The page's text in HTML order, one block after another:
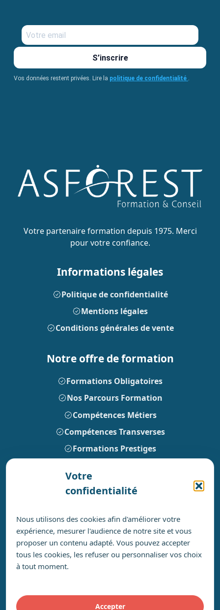
Votre
confidentialité
Nous utilisons des cookies afin d'améliorer votre
expérience, mesurer l'audience de notre site et vous
proposer un contenu adapté. Vous pouvez accepter
tous les cookies, les refuser ou personnaliser vos choix
à tout moment.
Accepter
S’inscrire
Vos données restent privées. Lire la politique de confidentialité .
Votre partenaire formation depuis 1975. Merci
pour votre confiance.
Informations légales
Politique de confidentialité
Mentions légales
Conditions générales de vente
Notre offre de formation
Formations Obligatoires
Nos Parcours Formation
Compétences Métiers
Compétences Transverses
Formations Prestiges
Pour leur bon déroulement
Notre politique accessibilité
Nos engagements RSE
Notre certificat Qualiopi